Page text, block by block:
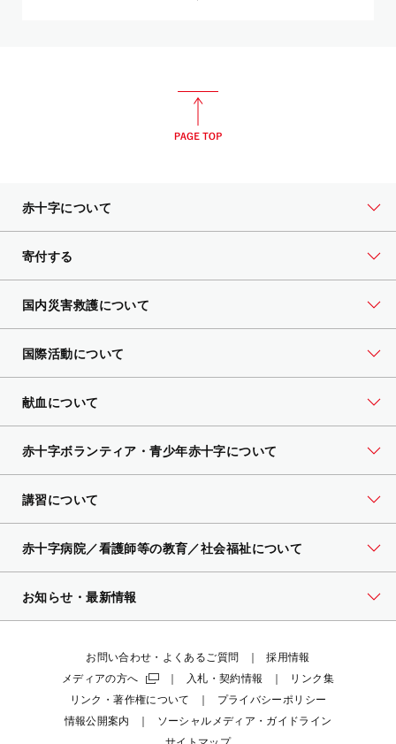
赤十字について
寄付する
国内災害救護について
国際活動について
献血について
赤十字ボランティア・青少年赤十字について
講習について
赤十字病院／看護師等の教育／社会福祉について
お知らせ・最新情報
お問い合わせ・よくあるご質問
採用情報
メディアの方へ
入札・契約情報
リンク集
リンク・著作権について
プライバシーポリシー
情報公開案内
ソーシャルメディア・ガイドライン